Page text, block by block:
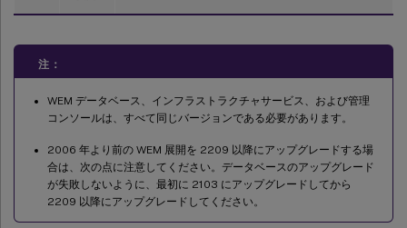
注：
WEM データベース、インフラストラクチャサービス、および管理
コンソールは、すべて同じバージョンである必要があります。
2006 年より前の WEM 展開を 2209 以降にアップグレードする場
合は、次の点に注意してください。データベースのアップグレード
が失敗しないように、最初に 2103 にアップグレードしてから
2209 以降にアップグレードしてください。